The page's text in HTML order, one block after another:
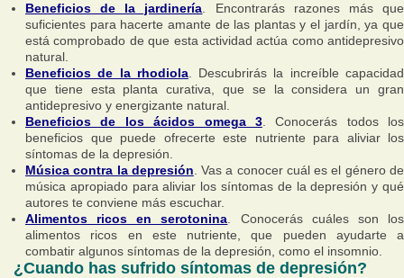
Beneficios de la jardinería . Encontrarás razones más que
suficientes para hacerte amante de las plantas y el jardín, ya que
está comprobado de que esta actividad actúa como antidepresivo
natural.
Beneficios de la rhodiola. Descubrirás la increíble capacidad
que tiene esta planta curativa, que se la considera un gran
antidepresivo y energizante natural.
Beneficios de los ácidos omega 3. Conocerás todos los
beneficios que puede ofrecerte este nutriente para aliviar los
síntomas de la depresión.
Música contra la depresión . Vas a conocer cuál es el género de
música apropiado para aliviar los síntomas de la depresión y qué
autores te conviene más escuchar.
Alimentos ricos en serotonina . Conocerás cuáles son los
alimentos ricos en este nutriente, que pueden ayudarte a
combatir algunos síntomas de la depresión, como el insomnio.
¿Cuando has sufrido síntomas de depresión?